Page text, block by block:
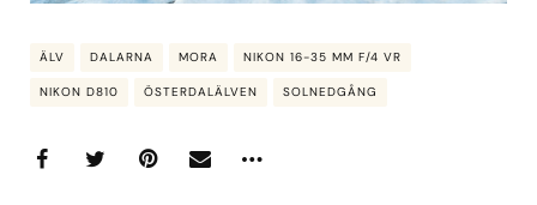
ÄLV DALARNA MORA NIKON 16-35 MM F/4 VR
NIKON D810 ÖSTERDALÄLVEN SOLNEDGÅNG